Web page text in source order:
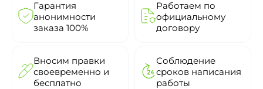
Гарантия
анонимности
заказа 100%
Работаем по
официальному
договору
Вносим правки
своевременно и
бесплатно
Соблюдение
сроков написания
работы